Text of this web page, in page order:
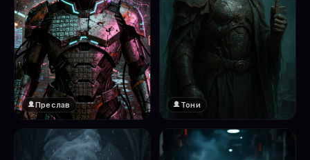
❤️
Преслав Тони